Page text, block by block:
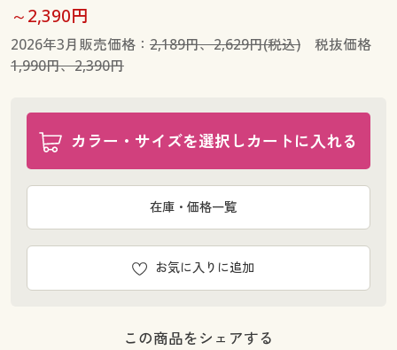
～2,390円
2026年3月販売価格： 2,189円、2,629円(税込)税抜価格
1,990円、2,390円
カラー・サイズを選択しカートに入れる
お気に入りに追加
在庫・価格一覧
この商品をシェアする